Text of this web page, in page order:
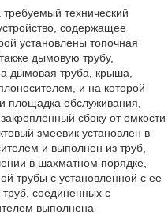
технический
содержащее
установлены топочная
дымовую трубу,
дымовая труба, крыша,
и на которой
площадка обслуживания,
сбоку от емкости
змеевик установлен в
и выполнен из труб,
в шахматном порядке,
трубы с установленной с ее
соединенных с
выполнена